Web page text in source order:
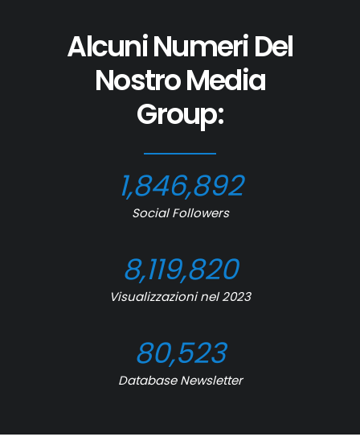
Alcuni Numeri Del
Nostro Media
Group:
1,846,892
Social Followers
8,119,820
Visualizzazioni nel 2023
80,523
Database Newsletter